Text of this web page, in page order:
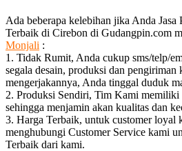
Ada beberapa kelebihan jika Anda Jasa
Terbaik di Cirebon di Gudangpin.com
Monjali :
1. Tidak Rumit, Anda cukup sms/telp/
segala desain, produksi dan pengiriman
mengerjakannya, Anda tinggal duduk
2. Produksi Sendiri, Tim Kami memiliki
sehingga menjamin akan kualitas dan
3. Harga Terbaik, untuk customer loyal
menghubungi Customer Service kami
Terbaik dari kami.